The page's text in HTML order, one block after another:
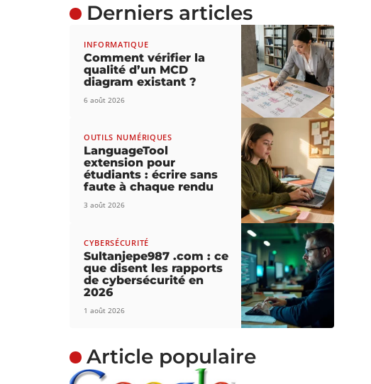
Derniers articles
INFORMATIQUE
Comment vérifier la
qualité d’un MCD
diagram existant ?
6 août 2026
OUTILS NUMÉRIQUES
LanguageTool
extension pour
étudiants : écrire sans
faute à chaque rendu
3 août 2026
CYBERSÉCURITÉ
Sultanjepe987 .com : ce
que disent les rapports
de cybersécurité en
2026
1 août 2026
Article populaire